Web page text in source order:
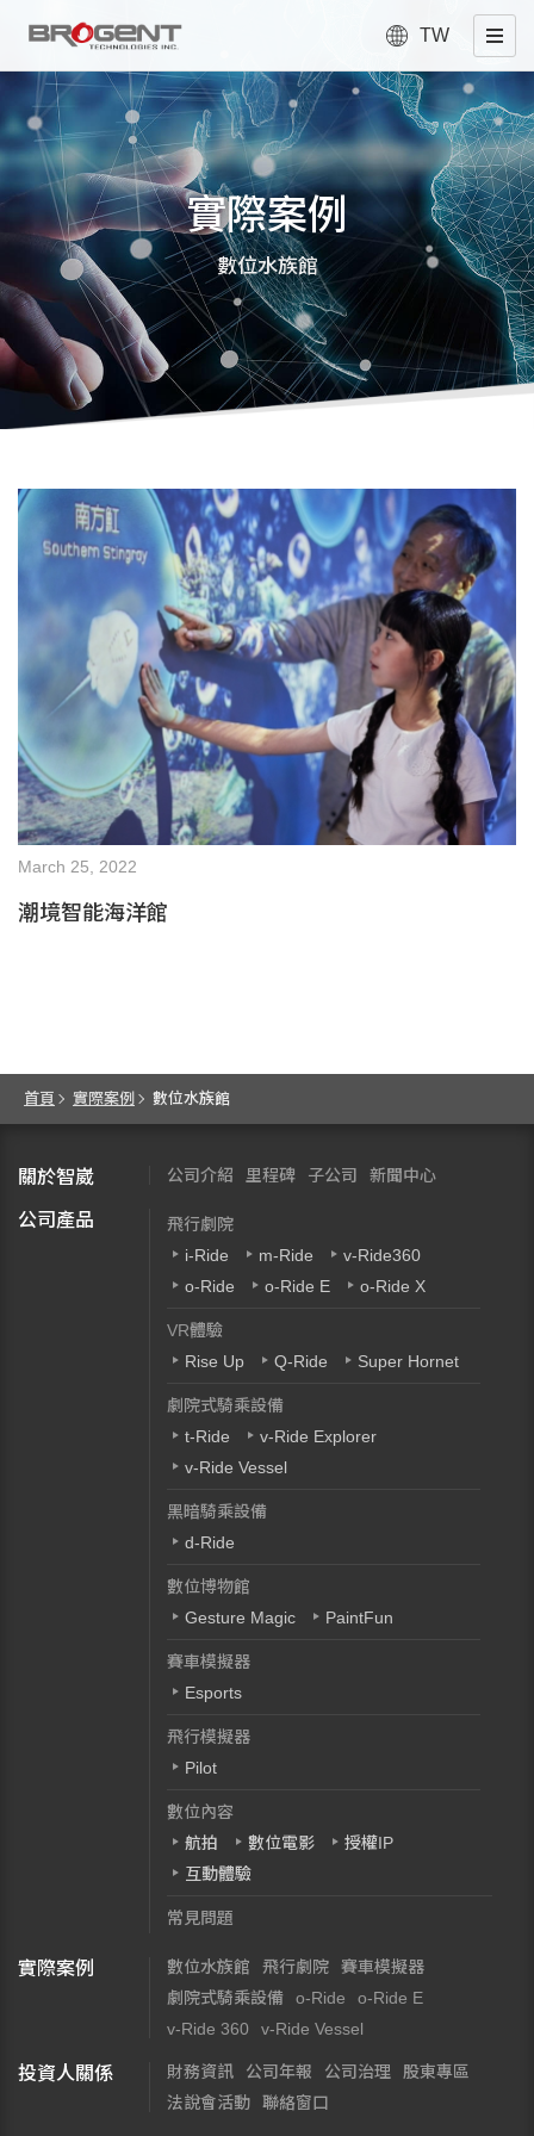
TW
實際案例
數位水族館
March 25, 2022
潮境智能海洋館
首頁 實際案例 數位水族館
關於智崴 公司介紹 里程碑 子公司 新聞中心
公司產品
飛行劇院
i-Ride
m-Ride
v-Ride360
o-Ride
o-Ride E o-Ride X
VR體驗
Rise Up
Q-Ride Super Hornet
劇院式騎乘設備
t-Ride
v-Ride Explorer
v-Ride Vessel
黑暗騎乘設備
d-Ride
數位博物館
Gesture Magic
PaintFun
賽車模擬器
Esports
飛行模擬器
Pilot
數位內容
航拍
數位電影
授權IP
互動體驗
常見問題
實際案例 數位水族館 飛行劇院
賽車模擬器
劇院式騎乘設備
o-Ride
o-Ride E
v-Ride 360
v-Ride Vessel
投資人關係 財務資訊 公司年報 公司治理
股東專區
法說會活動
聯絡窗口